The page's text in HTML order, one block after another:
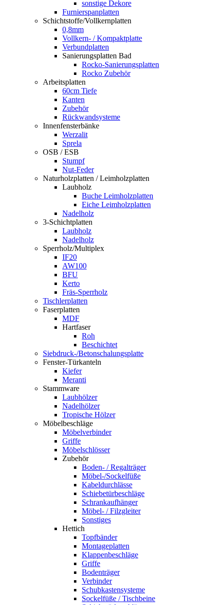
sonstige Dekore
Furnierspanplatten
Schichtstoffe/Vollkernplatten
0,8mm
Vollkern- / Kompaktplatte
Verbundplatten
Sanierungsplatten Bad
Rocko-Sanierungsplatten
Rocko Zubehör
Arbeitsplatten
60cm Tiefe
Kanten
Zubehör
Rückwandsysteme
Innenfensterbänke
Werzalit
Sprela
OSB / ESB
Stumpf
Nut-Feder
Naturholzplatten / Leimholzplatten
Laubholz
Buche Leimholzplatten
Eiche Leimholzplatten
Nadelholz
3-Schichtplatten
Laubholz
Nadelholz
Sperrholz/Multiplex
IF20
AW100
BFU
Kerto
Fräs-Sperrholz
Tischlerplatten
Faserplatten
MDF
Hartfaser
Roh
Beschichtet
Siebdruck-/Betonschalungsplatte
Fenster-Türkanteln
Kiefer
Meranti
Stammware
Laubhölzer
Nadelhölzer
Tropische Hölzer
Möbelbeschläge
Möbelverbinder
Griffe
Möbelschlösser
Zubehör
Boden- / Regalträger
Möbel-/Sockelfüße
Kabeldurchlässe
Schiebetürbeschläge
Schrankaufhänger
Möbel- / Filzgleiter
Sonstiges
Hettich
Topfbänder
Montageplatten
Klappenbeschläge
Griffe
Bodenträger
Verbinder
Schubkastensysteme
Sockelfüße / Tischbeine